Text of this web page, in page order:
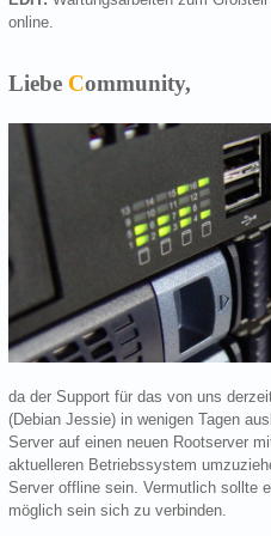
online.
Liebe Community,
da der Support für das von uns
(Debian Jessie) in wenigen Tagen
Server auf einen neuen Rootserver
aktuelleren Betriebssystem
Server offline sein. Vermutlich sollte
möglich sein sich zu verbinden.